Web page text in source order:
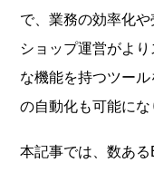
で、業務の効率化
ショップ運営がよ
な機能を持つツー
の自動化も可能にな
本記事では、数あ